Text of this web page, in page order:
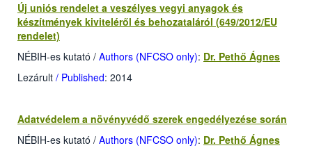
Új uniós rendelet a veszélyes vegyi anyagok és
készítmények kiviteléről és behozataláról (649/2012/EU
rendelet)
NÉBIH-es kutató / Authors (NFCSO only): Dr. Pethő Ágnes
Lezárult / Published: 2014
Adatvédelem a növényvédő szerek engedélyezése során
NÉBIH-es kutató / Authors (NFCSO only): Dr. Pethő Ágnes